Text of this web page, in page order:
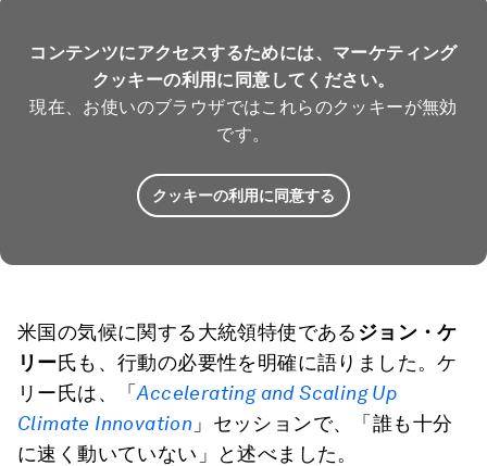
コンテンツにアクセスするためには、マーケティング
クッキーの利用に同意してください。
現在、お使いのブラウザではこれらのクッキーが無効
です。
クッキーの利用に同意する
米国の気候に関する大統領特使である ジョン・ケ
リー氏も、行動の必要性を明確に語りました。ケ
リー氏は、「Accelerating and Scaling Up
Climate Innovation 」セッションで、「誰も十分
に速く動いていない」と述べました。